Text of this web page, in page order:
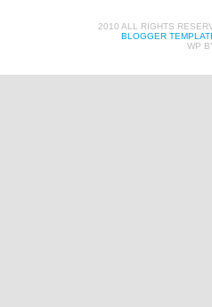
2010 ALL RIGHTS
BLOGGER
WP